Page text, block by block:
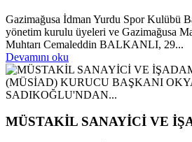
Gazimağusa İdman Yurdu Spor Kulübü
yönetim kurulu üyeleri ve Gazimağusa
Muhtarı Cemaleddin BALKANLI, 29...
Devamını oku
MÜSTAKİL SANAYİCİ VE